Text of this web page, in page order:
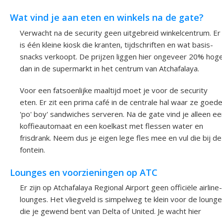
Wat vind je aan eten en winkels na de gate?
Verwacht na de security geen uitgebreid winkelcentrum. Er
is één kleine kiosk die kranten, tijdschriften en wat basis-
snacks verkoopt. De prijzen liggen hier ongeveer 20%
dan in de supermarkt in het centrum van Atchafalaya.
Voor een fatsoenlijke maaltijd moet je voor de security
eten. Er zit een prima café in de centrale hal waar ze goede
'po' boy' sandwiches serveren. Na de gate vind je alleen
koffieautomaat en een koelkast met flessen water en
frisdrank. Neem dus je eigen lege fles mee en vul die bij de
fontein.
Lounges en voorzieningen op ATC
Er zijn op Atchafalaya Regional Airport geen officiële airline-
lounges. Het vliegveld is simpelweg te klein voor de
die je gewend bent van Delta of United. Je wacht hier